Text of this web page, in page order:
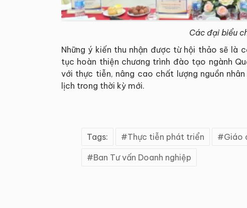
Các đại biểu
Những ý kiến thu nhận được từ hội thảo sẽ là
tục hoàn thiện chương trình đào tạo ngành
với thực tiễn, nâng cao chất lượng nguồn
lịch trong thời kỳ mới.
Tags: Thực tiễn phát triển Giáo
Ban Tư vấn Doanh nghiệp